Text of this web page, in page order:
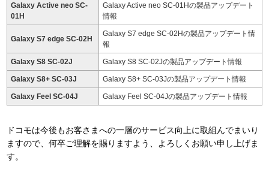
Galaxy Active neo SC-
01H
Galaxy Active neo SC-01Hの製品アップデート
情報
Galaxy S7 edge SC-02H
Galaxy S7 edge SC-02Hの製品アップデート情
報
Galaxy S8 SC-02J Galaxy S8 SC-02Jの製品アップデート情報
Galaxy S8+ SC-03J Galaxy S8+ SC-03Jの製品アップデート情報
Galaxy Feel SC-04J Galaxy Feel SC-04Jの製品アップデート情報
ドコモは今後もお客さまへの一層のサービス向上に取組んでまいり
ますので、何卒ご理解を賜りますよう、よろしくお願い申し上げま
す。